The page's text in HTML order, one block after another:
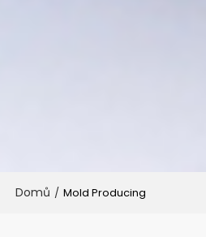
Domů / Mold Producing